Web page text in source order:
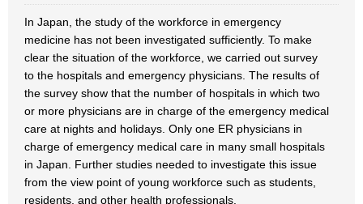
In Japan, the study of the workforce in emergency
medicine has not been investigated sufficiently. To make
clear the situation of the workforce, we carried out survey
to the hospitals and emergency physicians. The results of
the survey show that the number of hospitals in which two
or more physicians are in charge of the emergency medical
care at nights and holidays. Only one ER physicians in
charge of emergency medical care in many small hospitals
in Japan. Further studies needed to investigate this issue
from the view point of young workforce such as students,
residents, and other health professionals.